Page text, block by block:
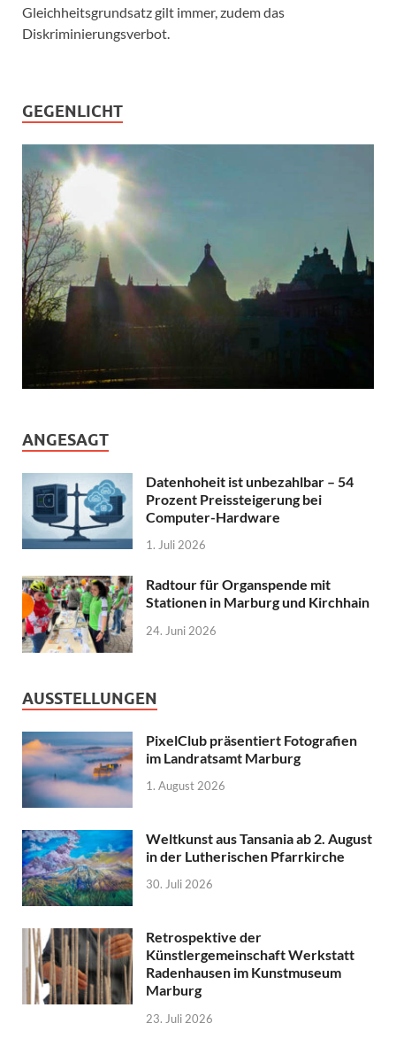
Gleichheitsgrundsatz gilt immer, zudem das
Diskriminierungsverbot.
GEGENLICHT
ANGESAGT
Datenhoheit ist unbezahlbar – 54
Prozent Preissteigerung bei
Computer-Hardware
1. Juli 2026
Radtour für Organspende mit
Stationen in Marburg und Kirchhain
24. Juni 2026
AUSSTELLUNGEN
PixelClub präsentiert Fotografien
im Landratsamt Marburg
1. August 2026
Weltkunst aus Tansania ab 2. August
in der Lutherischen Pfarrkirche
30. Juli 2026
Retrospektive der
Künstlergemeinschaft Werkstatt
Radenhausen im Kunstmuseum
Marburg
23. Juli 2026